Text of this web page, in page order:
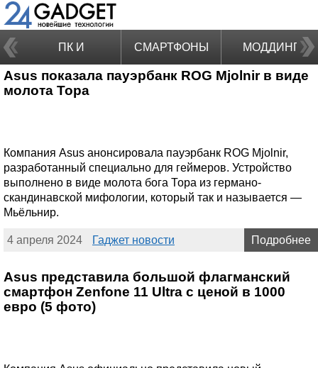
ПК И
НОУТБУКИ
СМАРТФОНЫ МОДДИНГ
Asus показала пауэрбанк ROG Mjolnir в виде
молота Тора
Компания Asus анонсировала пауэрбанк ROG Mjolnir,
разработанный специально для геймеров. Устройство
выполнено в виде молота бога Тора из германо-
скандинавской мифологии, который так и называется —
Мьёльнир.
4 апреля 2024 Гаджет новости Подробнее
Asus представила большой флагманский
смартфон Zenfone 11 Ultra с ценой в 1000
евро (5 фото)